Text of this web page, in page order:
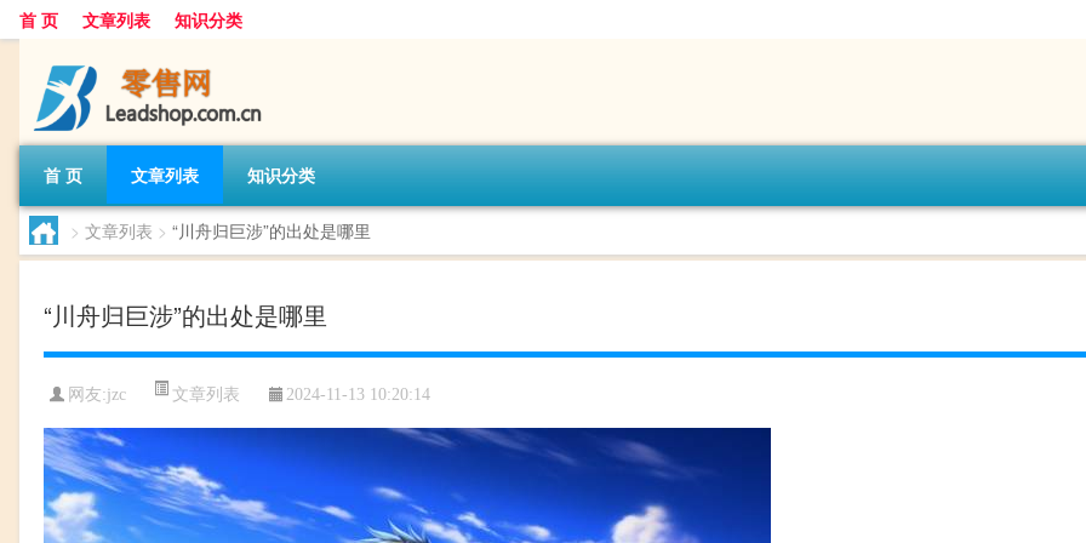
首 页 文章列表 知识分类
首 页 文章列表 知识分类
> 文章列表 > “川舟归巨涉”的出处是哪里
“川舟归巨涉”的出处是哪里
网友:jzc 文章列表 2024-11-13 10:20:14